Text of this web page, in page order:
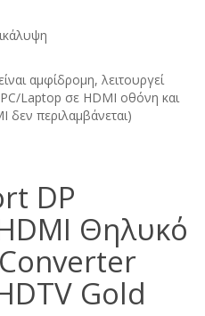
αμφίδρομη, λειτουργεί
Laptop σε HDMI οθόνη και
δεν περιλαμβάνεται)
DP
Θηλυκό
Gold